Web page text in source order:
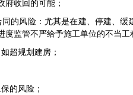
府收回的可能；
风险：尤其是在建、停建、缓
度监管不严给予施工单位的不当工
超规划建房；
的风险；